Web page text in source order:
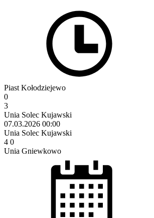
Piast Kołodziejewo
0
3
Unia Solec Kujawski
07.03.2026 00:00
Unia Solec Kujawski
4 0
Unia Gniewkowo